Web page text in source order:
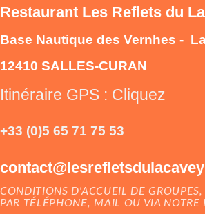
Restaurant Les Reflets du
Base Nautique des Vernhes -
12410 SALLES-CURAN
Itinéraire GPS : Cliquez
+33 (0)5 65 71 75 53
CONDITIONS D'ACCUEIL DE GROUPES,
PAR TÉLÉPHONE, MAIL OU VIA NOTRE